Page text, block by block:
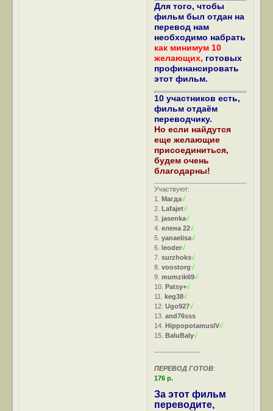
Для того, чтобы
фильм был отдан на
перевод нам
необходимо набрать
как минимум 10
желающих, готовых
профинансировать
этот фильм.
10 участников есть,
фильм отдаём
переводчику.
Но если найдутся
еще желающие
присоединиться,
будем очень
благодарны!
Участвуют:
1.Магда√
2.Lafajet√
3.jasenka√
4.елена 22√
5.yanaelisa√
6.leoder√
7.surzhoks√
8.voostorg√
9.mumzik69√
10.Patsy+√
11.keg38√
12.Ugo927√
13.and76sss
14.HippopotamusIV√
15.BaluBaly√
-------------------
ПЕРЕВОД ГОТОВ:
176 р.
За этот фильм
переводите,